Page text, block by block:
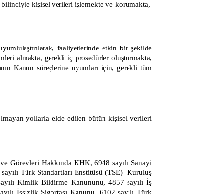
bilinciyle kişisel verileri işlemekte ve korumakta,
faaliyetlerinde etkin bir şekilde
almakta, gerekli iç prosedürler oluşturmakta,
Kanun süreçlerine uyumları için, gerekli tüm
yollarla elde edilen bütün kişisel verileri
Görevleri Hakkında KHK, 6948 sayılı Sanayi
Türk Standartları Enstitüsü (TSE) Kuruluş
Kimlik Bildirme Kanununu, 4857 sayılı İş
İşsizlik Sigortası Kanunu, 6102 sayılı Türk